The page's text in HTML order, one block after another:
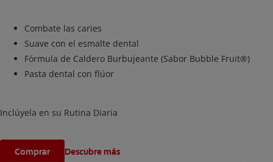
Combate las caries
Suave con el esmalte dental
Fórmula de Caldero Burbujeante (Sabor Bubble Fruit®)
Pasta dental con flúor
Inclúyela en su Rutina Diaria
Comprar Descubre más